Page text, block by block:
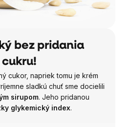
bez pridania
cukor, napriek tomu je krém
sladkú chuť sme docielili
sirupom. Jeho pridanou
glykemický index.